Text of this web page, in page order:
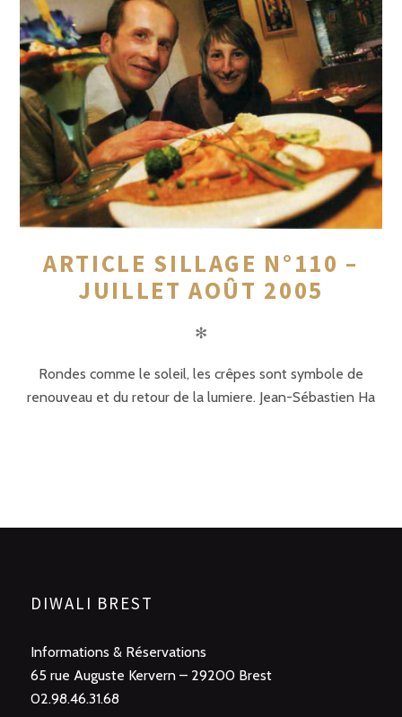
ARTICLE SILLAGE N°110 –
JUILLET AOÛT 2005
✻
Rondes comme le soleil, les crêpes sont symbole de
renouveau et du retour de la lumiere. Jean-Sébastien Ha
DIWALI BREST
Informations & Réservations
65 rue Auguste Kervern – 29200 Brest
02.98.46.31.68